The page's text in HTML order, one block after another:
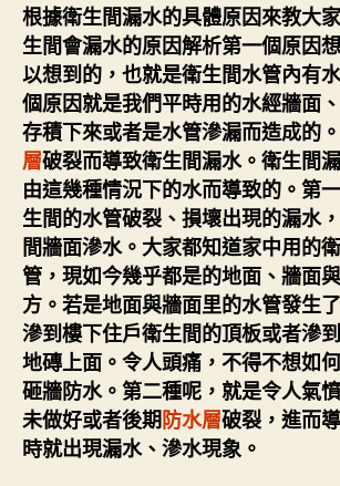
根據衛生間漏水的具體原因來教大
生間會漏水的原因解析第一個原因
以想到的，也就是衛生間水管內有
個原因就是我們平時用的水經牆面
存積下來或者是水管滲漏而造成的
層破裂而導致衛生間漏水。衛生間
由這幾種情況下的水而導致的。第
生間的水管破裂、損壞出現的漏水
間牆面滲水。大家都知道家中用的
管，現如今幾乎都是的地面、牆面
方。若是地面與牆面里的水管發生
滲到樓下住戶衛生間的頂板或者滲
地磚上面。令人頭痛，不得不想如
砸牆防水。第二種呢，就是令人氣
未做好或者後期防水層破裂，進而
時就出現漏水、滲水現象。